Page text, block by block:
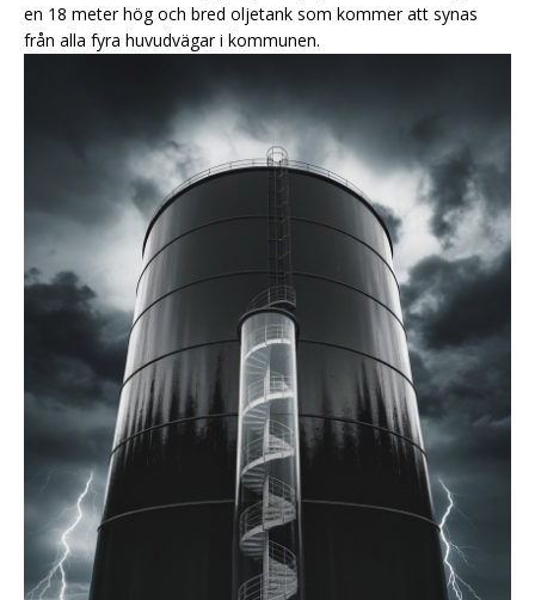
en 18 meter hög och bred oljetank som kommer att synas
från alla fyra huvudvägar i kommunen.